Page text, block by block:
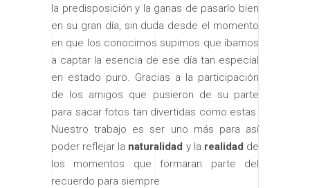
la predisposición y la ganas de pasarlo bien
en su gran día, sin duda desde el momento
en que los conocimos supimos que íbamos
a captar la esencia de ese día tan especial
en estado puro. Gracias a la participación
de los amigos que pusieron de su parte
para sacar fotos tan divertidas como estas.
Nuestro trabajo es ser uno más para así
poder reflejar la naturalidad y la realidad de
los momentos que formaran parte del
recuerdo para siempre